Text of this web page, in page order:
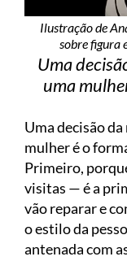
Ilustração de
sobre figura
Uma
uma
Uma decisão
mulher é o
Primeiro,
visitas — é a
vão reparar e
o estilo da
antenada com